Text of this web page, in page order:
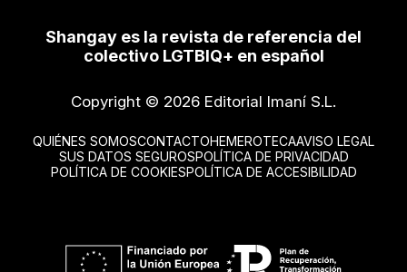
Shangay es la revista de referencia del
colectivo LGTBIQ+ en español
Copyright © 2026 Editorial Imaní S.L.
QUIÉNES SOMOSCONTACTOHEMEROTECAAVISO LEGAL
SUS DATOS SEGUROSPOLÍTICA DE PRIVACIDAD
POLÍTICA DE COOKIESPOLÍTICA DE ACCESIBILIDAD